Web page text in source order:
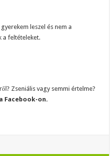
leszel és nem a
a feltételeket.
Zseniális vagy semmi értelme?
Facebook-on.